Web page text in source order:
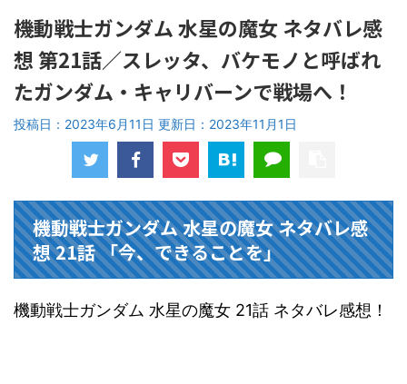
機動戦士ガンダム 水星の魔女 ネタバレ感
想 第21話／スレッタ、バケモノと呼ばれ
たガンダム・キャリバーンで戦場へ！
投稿日：2023年6月11日 更新日： 2023年11月1日
機動戦士ガンダム 水星の魔女 ネタバレ感
想 21話 「今、できることを」
機動戦士ガンダム 水星の魔女 21話 ネタバレ感想！